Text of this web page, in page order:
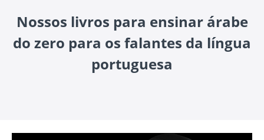
Nossos livros para ensinar árabe
do zero para os falantes da língua
portuguesa